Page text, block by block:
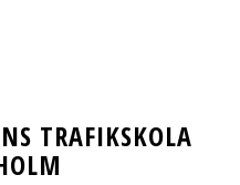
TRAFIKSKOLA